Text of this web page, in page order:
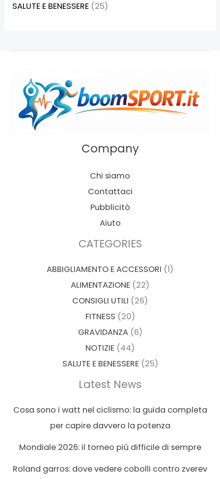
SALUTE E BENESSERE (25)
Company
Chi siamo
Contattaci
Pubblicitò
Aiuto
CATEGORIES
ABBIGLIAMENTO E ACCESSORI (1)
ALIMENTAZIONE (22)
CONSIGLI UTILI (26)
FITNESS (20)
GRAVIDANZA(6)
NOTIZIE (44)
SALUTE E BENESSERE(25)
Latest News
Cosa sono i watt nel ciclismo: la guida completa
per capire davvero la potenza
Mondiale 2026: il torneo più difficile di sempre
Roland garros: dove vedere cobolli contro zverev